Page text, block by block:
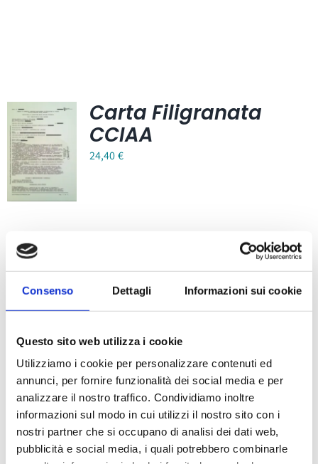
Consenso Dettagli Informazioni sui cookie
Questo sito web utilizza i cookie
Utilizziamo i cookie per personalizzare contenuti ed
annunci, per fornire funzionalità dei social media e per
analizzare il nostro traffico. Condividiamo inoltre
informazioni sul modo in cui utilizzi il nostro sito con i
nostri partner che si occupano di analisi dei dati web,
pubblicità e social media, i quali potrebbero combinarle
Carta Filigranata
CCIAA
24,40€
Firma Digitale –
Identificazione
48,80€-77,00€Fascia
di
prezzo:
da
48,80 €
a
Sale!